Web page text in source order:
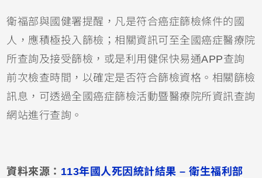
衛福部與國健署提醒，凡是符合癌症篩檢條件的國
人，應積極投入篩檢；相關資訊可至全國癌症醫療院
所查詢及接受篩檢，或是利用健保快易通APP查詢
前次檢查時間，以確定是否符合篩檢資格。相關篩檢
訊息，可透過全國癌症篩檢活動暨醫療院所資訊查詢
網站進行查詢。
資料來源： 113年國人死因統計結果 – 衛生福利部